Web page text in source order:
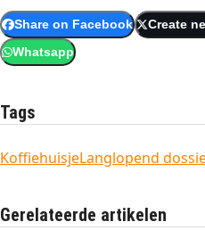
Share on Facebook Create
Whatsapp
Tags
KoffiehuisjeLanglopend
Gerelateerde artikelen